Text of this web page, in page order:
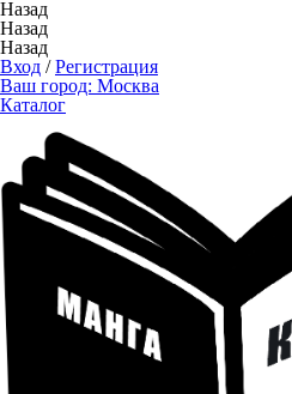
Назад
Назад
Назад
Вход /Регистрация
Ваш город: Москва
Каталог